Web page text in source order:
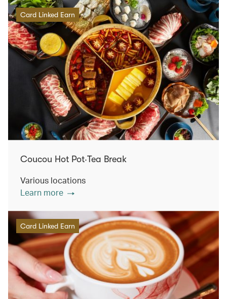
Card Linked Earn
Coucou Hot Pot‧Tea Break
Various locations
Learn more
Card Linked Earn